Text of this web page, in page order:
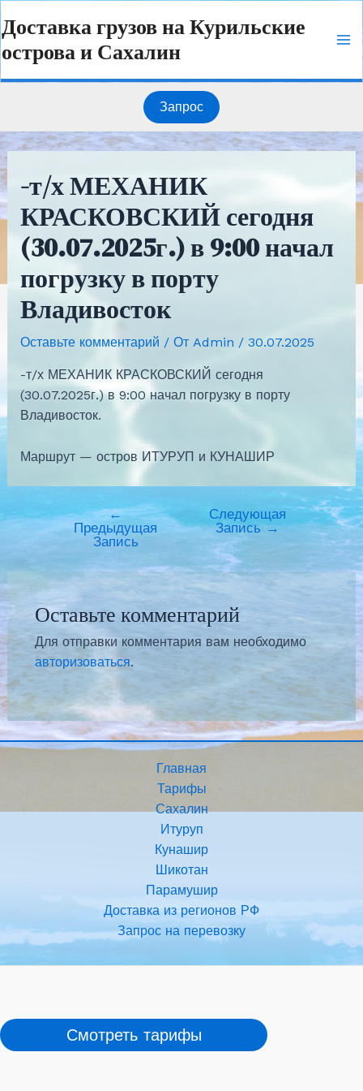
к
содержимому
Доставка грузов на Курильские
острова и Сахалин
Запрос
-т/х МЕХАНИК
КРАСКОВСКИЙ сегодня
(30.07.2025г.) в 9:00 начал
погрузку в порту
Владивосток
Оставьте комментарий / От Admin / 30.07.2025
-т/х МЕХАНИК КРАСКОВСКИЙ сегодня
(30.07.2025г.) в 9:00 начал погрузку в порту
Владивосток.
Маршрут — остров ИТУРУП и КУНАШИР
по
записям
←
Предыдущая
Запись
Следующая
Запись→
Оставьте комментарий
Для отправки комментария вам необходимо
авторизоваться.
Главная
Тарифы
Сахалин
Итуруп
Кунашир
Шикотан
Парамушир
Доставка из регионов РФ
Запрос на перевозку
Смотреть тарифы